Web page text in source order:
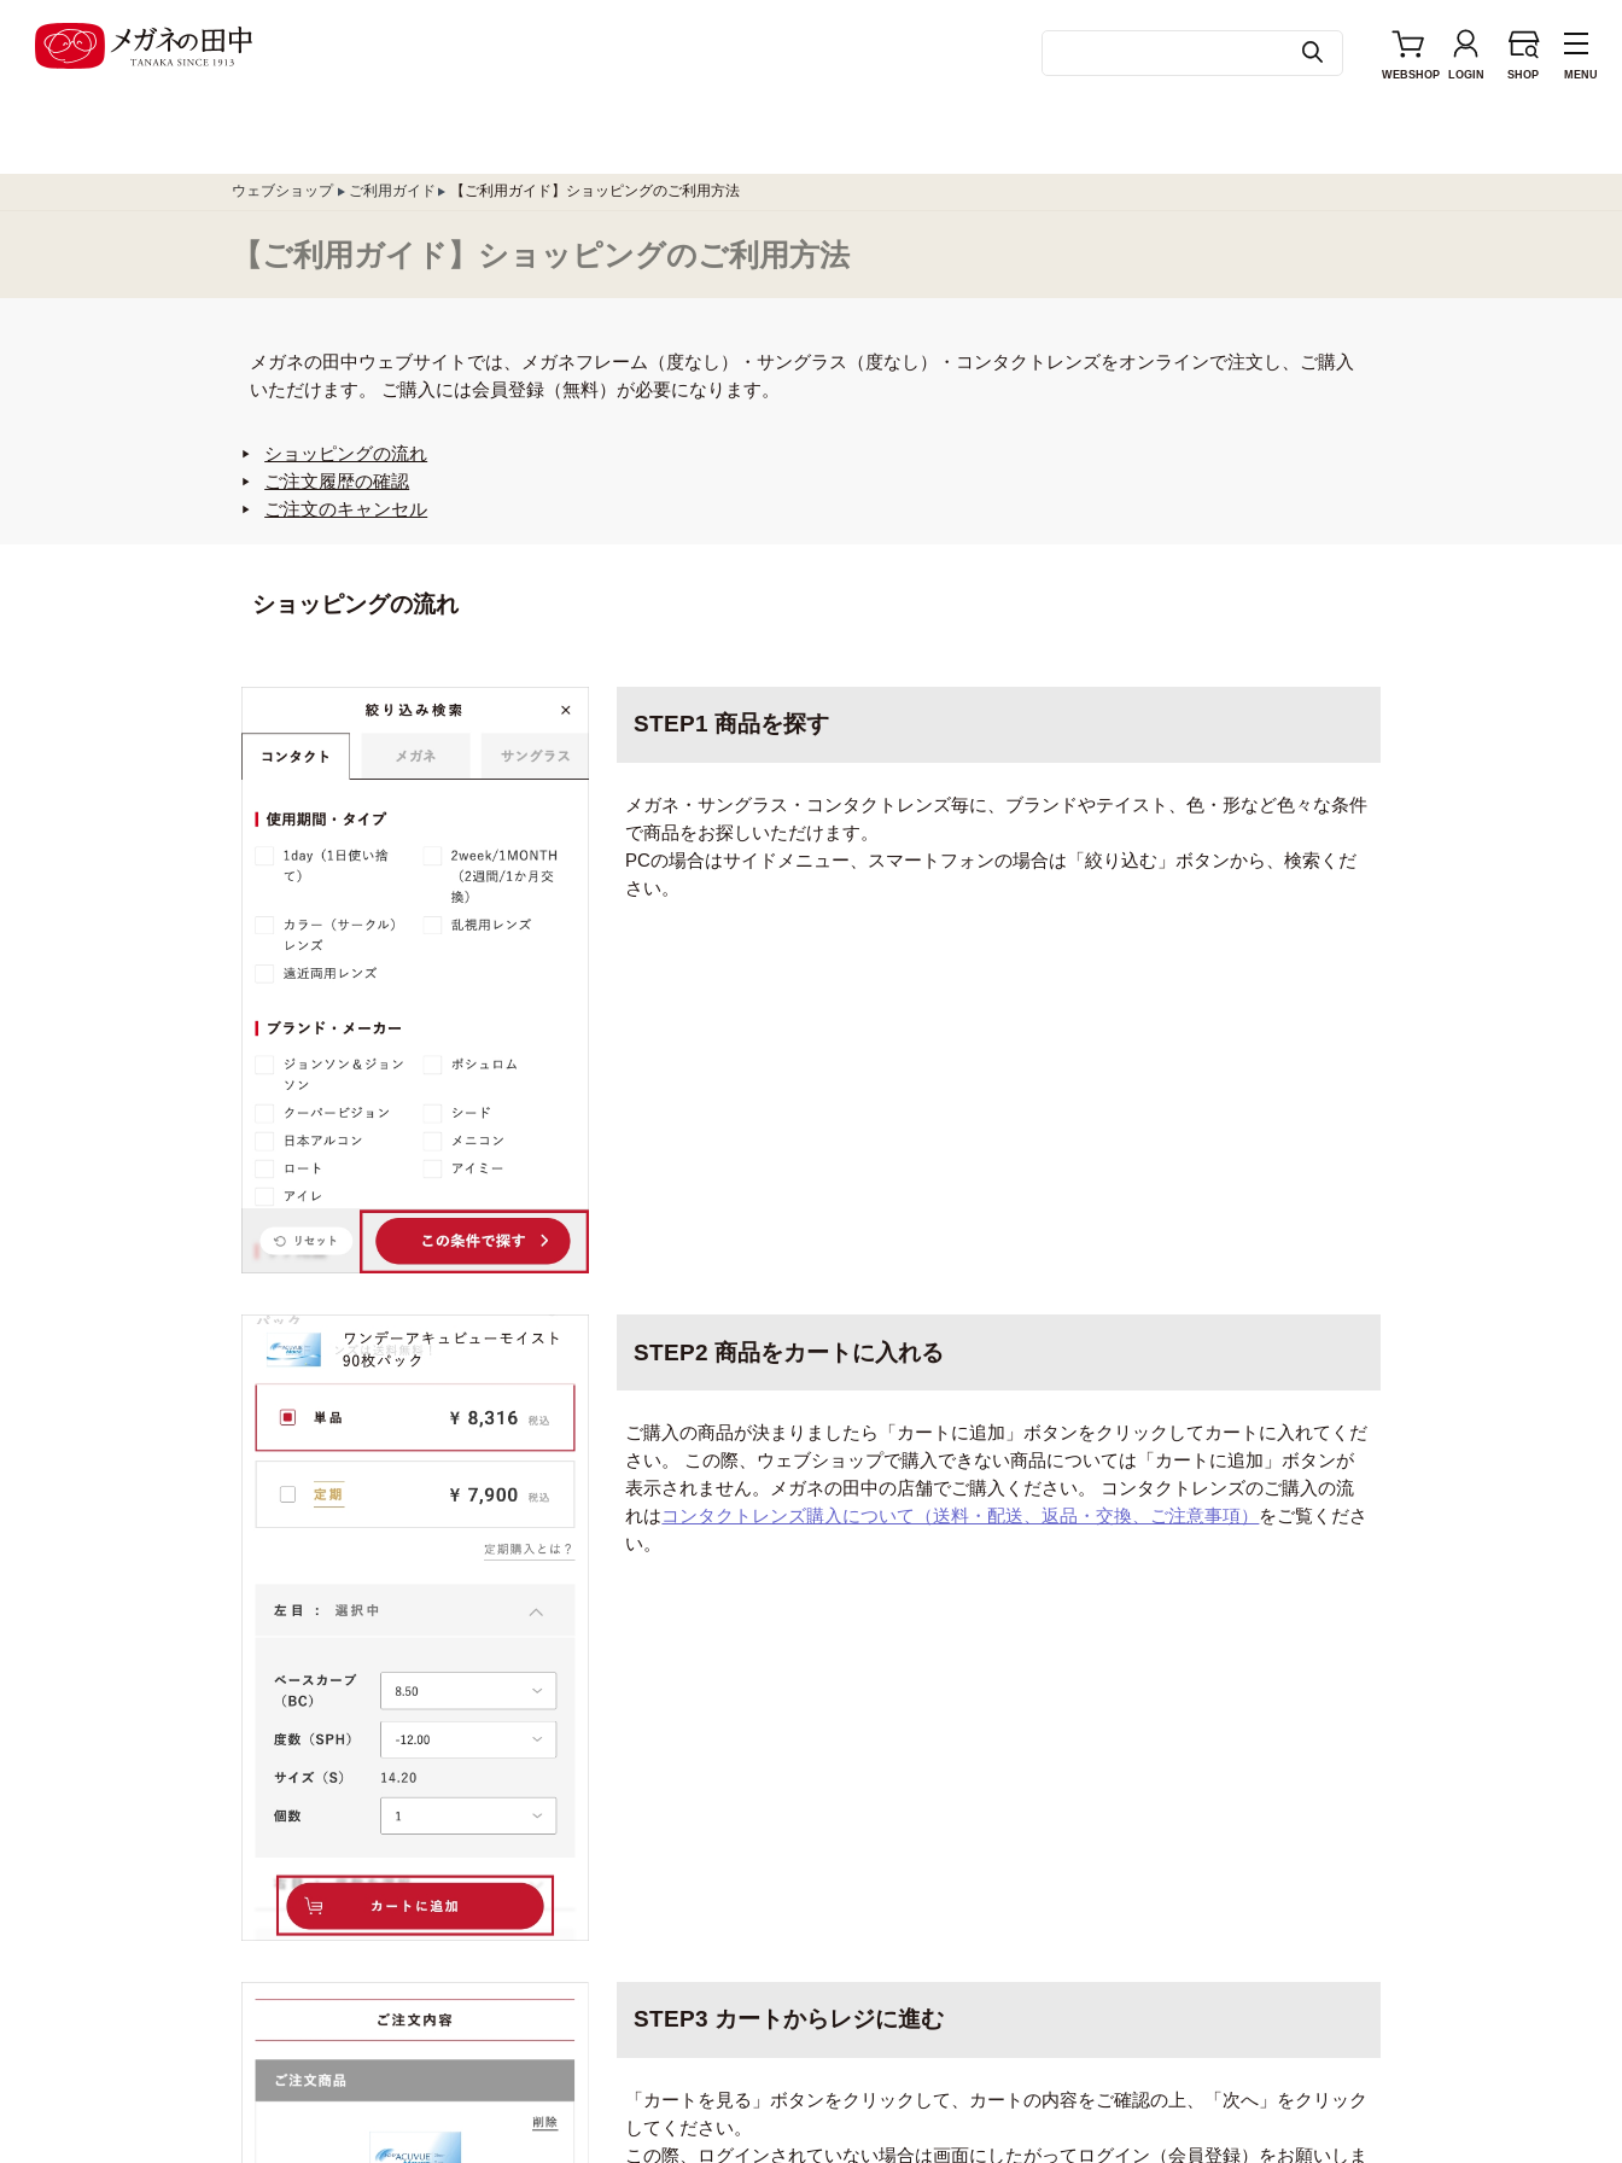
WEBSHOP LOGIN SHOP MENU
ウェブショップ ご利用ガイド 【ご利用ガイド】ショッピングのご利用方法
【ご利用ガイド】ショッピングのご利用方法
メガネの田中ウェブサイトでは、メガネフレーム（度なし）・サングラス（度なし）・コンタクトレンズをオンラインで注文し、ご購入
いただけます。 ご購入には会員登録（無料）が必要になります。
▶ ショッピングの流れ
▶ ご注文履歴の確認
▶ ご注文のキャンセル
ショッピングの流れ
STEP1 商品を探す
メガネ・サングラス・コンタクトレンズ毎に、ブランドやテイスト、色・形など色々な条件
で商品をお探しいただけます。
PCの場合はサイドメニュー、スマートフォンの場合は「絞り込む」ボタンから、検索くだ
さい。
STEP2 商品をカートに入れる
ご購入の商品が決まりましたら「カートに追加」ボタンをクリックしてカートに入れてくだ
さい。 この際、ウェブショップで購入できない商品については「カートに追加」ボタンが
表示されません。メガネの田中の店舗でご購入ください。 コンタクトレンズのご購入の流
れはコンタクトレンズ購入について（送料・配送、返品・交換、ご注意事項） をご覧くださ
い。
STEP3 カートからレジに進む
「カートを見る」ボタンをクリックして、カートの内容をご確認の上、「次へ」をクリック
してください。
この際、ログインされていない場合は画面にしたがってログイン（会員登録）をお願いしま